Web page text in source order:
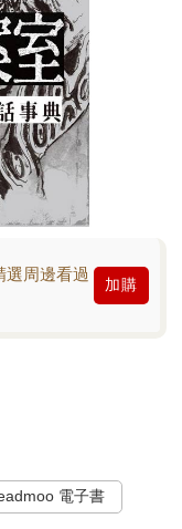
周邊看過
加購
電子書